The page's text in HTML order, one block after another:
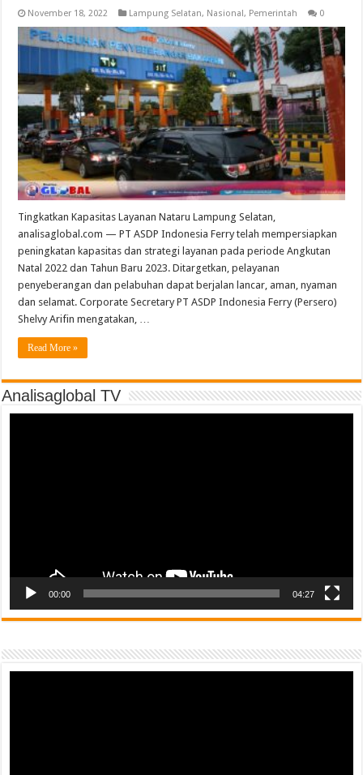
November 18, 2022 Lampung Selatan, Nasional, Pemerintah 0
Tingkatkan Kapasitas Layanan Nataru Lampung Selatan,
analisaglobal.com — PT ASDP Indonesia Ferry telah mempersiapkan
peningkatan kapasitas dan strategi layanan pada periode Angkutan
Natal 2022 dan Tahun Baru 2023. Ditargetkan, pelayanan
penyeberangan dan pelabuhan dapat berjalan lancar, aman, nyaman
dan selamat. Corporate Secretary PT ASDP Indonesia Ferry (Persero)
Shelvy Arifin mengatakan, …
Read More »
Analisaglobal TV
00:00 04:27